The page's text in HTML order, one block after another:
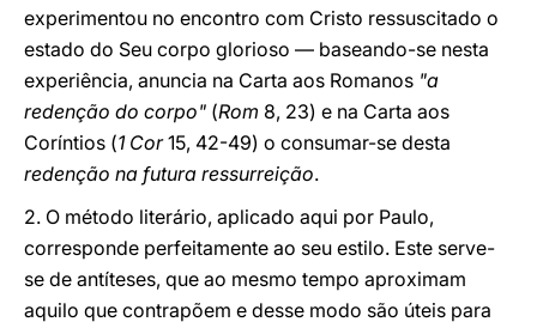
experimentou no encontro com Cristo ressuscitado o
estado do Seu corpo glorioso — baseando-se nesta
experiência, anuncia na Carta aos Romanos "a
redenção do corpo" (Rom 8, 23) e na Carta aos
Coríntios (1 Cor15, 42-49) o consumar-se desta
redenção na futura ressurreição.
2. O método literário, aplicado aqui por Paulo,
corresponde perfeitamente ao seu estilo. Este serve-
se de antíteses, que ao mesmo tempo aproximam
aquilo que contrapõem e desse modo são úteis para